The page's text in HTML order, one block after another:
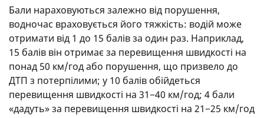
Бали нараховуються залежно від порушення,
водночас враховується його тяжкість: водій може
отримати від 1 до 15 балів за один раз. Наприклад,
15 балів він отримає за перевищення швидкості на
понад 50 км/год або порушення, що призвело до
ДТП з потерпілими; у 10 балів обійдеться
перевищення швидкості на 31−40 км/год; 4 бали
«дадуть» за перевищення швидкості на 21−25 км/год